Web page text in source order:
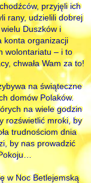
przyjęli ich
rany, udzielili dobrej
Duszków i
konta organizacji
wolontariatu – i to
chwała Wam za to!
na świąteczne
domów Polaków.
na wiele godzin
rozświetlić mroki, by
trudnościom dnia
by nas prowadzić
w Noc Betlejemską